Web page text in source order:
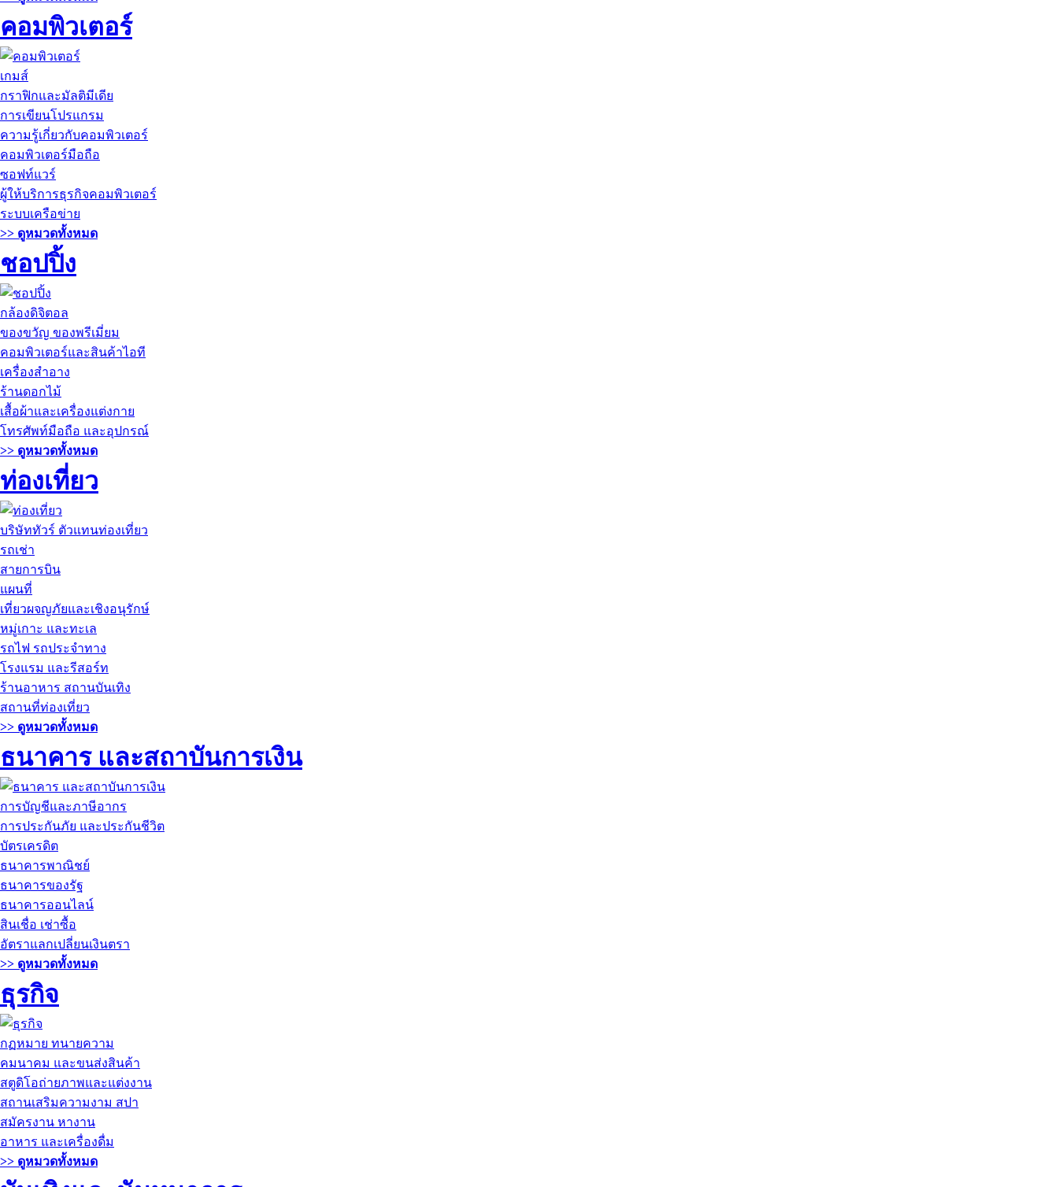
คอมพิวเตอร์
เกมส์
กราฟิกและมัลติมีเดีย
การเขียนโปรแกรม
ความรู้เกี่ยวกับคอมพิวเตอร์
คอมพิวเตอร์มือถือ
ซอฟท์แวร์
ผู้ให้บริการธุรกิจคอมพิวเตอร์
ระบบเครือข่าย
>> ดูหมวดทั้งหมด
ชอปปิ้ง
กล้องดิจิตอล
ของขวัญ ของพรีเมี่ยม
คอมพิวเตอร์และสินค้าไอที
เครื่องสำอาง
ร้านดอกไม้
เสื้อผ้าและเครื่องแต่งกาย
โทรศัพท์มือถือ และอุปกรณ์
>> ดูหมวดทั้งหมด
ท่องเที่ยว
บริษัททัวร์ ตัวแทนท่องเที่ยว
รถเช่า
สายการบิน
แผนที่
เที่ยวผจญภัยและเชิงอนุรักษ์
หมู่เกาะ และทะเล
รถไฟ รถประจำทาง
โรงแรม และรีสอร์ท
ร้านอาหาร สถานบันเทิง
สถานที่ท่องเที่ยว
>> ดูหมวดทั้งหมด
ธนาคาร และสถาบันการเงิน
การบัญชีและภาษีอากร
การประกันภัย และประกันชีวิต
บัตรเครดิต
ธนาคารพาณิชย์
ธนาคารของรัฐ
ธนาคารออนไลน์
สินเชื่อ เช่าซื้อ
อัตราแลกเปลี่ยนเงินตรา
>> ดูหมวดทั้งหมด
ธุรกิจ
กฏหมาย ทนายความ
คมนาคม และขนส่งสินค้า
สตูดิโอถ่ายภาพและแต่งงาน
สถานเสริมความงาม สปา
สมัครงาน หางาน
อาหาร และเครื่องดื่ม
>> ดูหมวดทั้งหมด